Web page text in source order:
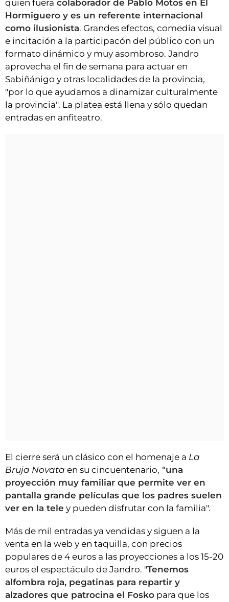
quien fuera colaborador de Pablo Motos en El
Hormiguero y es un referente internacional
como ilusionista. Grandes efectos, comedia visual
e incitación a la participacón del público con un
formato dinámico y muy asombroso. Jandro
aprovecha el fin de semana para actuar en
Sabiñánigo y otras localidades de la provincia,
"por lo que ayudamos a dinamizar culturalmente
la provincia". La platea está llena y sólo quedan
entradas en anfiteatro.
El cierre será un clásico con el homenaje a La
Bruja Novata en su cincuentenario, "una
proyección muy familiar que permite ver en
pantalla grande películas que los padres suelen
ver en la tele y pueden disfrutar con la familia".
Más de mil entradas ya vendidas y siguen a la
venta en la web y en taquilla, con precios
populares de 4 euros a las proyecciones a los 15-20
euros el espectáculo de Jandro. "Tenemos
alfombra roja, pegatinas para repartir y
alzadores que patrocina el Fosko para que los